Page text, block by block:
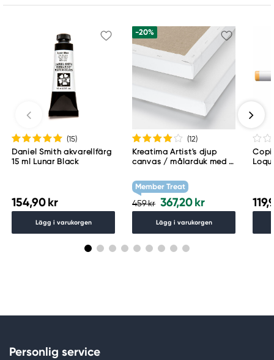
(15)
Daniel Smith akvarellfärg
15 ml Lunar Black
154,90 kr
Lägg i varukorgen
-20%
(12)
Kreatima Artist's djup
canvas / målarduk med 4
g/m²
Member Treat
459 kr 367,20 kr
Lägg i varukorgen
Personlig service